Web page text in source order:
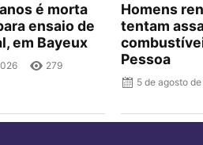
é morta
ensaio de
em Bayeux
279
Homens
tentam
Pessoa
5 de agosto